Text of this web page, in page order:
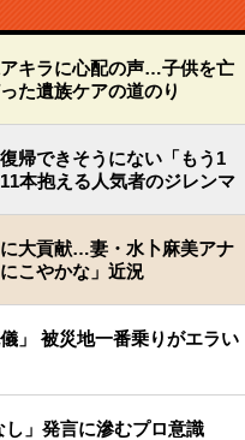
キラに心配の声…子供を亡
た遺族ケアの道のり
帰できそうにない「もう1
本抱える人気者のジレンマ
大貢献…妻・水卜麻美アナ
こやかな」近況
」 被災地一番乗りがエラい
」発言に滲むプロ意識